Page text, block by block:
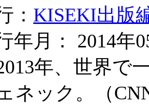
： KISEKI出版
年月： 2014年
年、世界で
ネック。（